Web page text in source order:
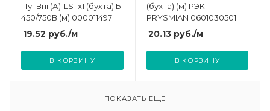
ПуГВнг(А)-LS 1х1 (бухта) Б
450/750В (м) 000011497
19.52 руб./м
В КОРЗИНУ
(бухта) (м) РЭК-
PRYSMIAN 0601030501
20.13руб./м
В КОРЗИНУ
ПОКАЗАТЬ ЕЩЕ